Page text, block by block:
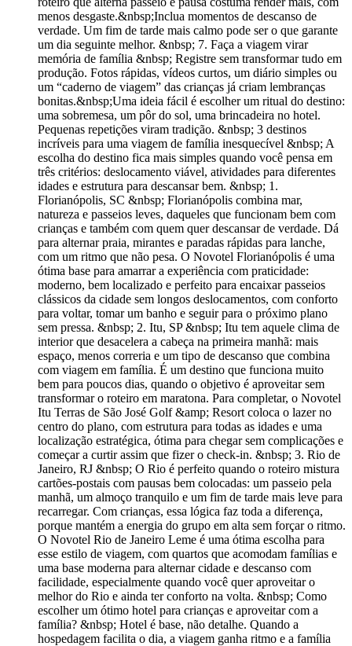
menos desgaste.&nbsp;Inclua momentos de descanso de
verdade. Um fim de tarde mais calmo pode ser o que garante
um dia seguinte melhor. &nbsp; 7. Faça a viagem virar
memória de família &nbsp; Registre sem transformar tudo em
produção. Fotos rápidas, vídeos curtos, um diário simples ou
um “caderno de viagem” das crianças já criam lembranças
bonitas.&nbsp;Uma ideia fácil é escolher um ritual do destino:
uma sobremesa, um pôr do sol, uma brincadeira no hotel.
Pequenas repetições viram tradição. &nbsp; 3 destinos
incríveis para uma viagem de família inesquecível &nbsp; A
escolha do destino fica mais simples quando você pensa em
três critérios: deslocamento viável, atividades para diferentes
idades e estrutura para descansar bem. &nbsp; 1.
Florianópolis, SC &nbsp; Florianópolis combina mar,
natureza e passeios leves, daqueles que funcionam bem com
crianças e também com quem quer descansar de verdade. Dá
para alternar praia, mirantes e paradas rápidas para lanche,
com um ritmo que não pesa. O Novotel Florianópolis é uma
ótima base para amarrar a experiência com praticidade:
moderno, bem localizado e perfeito para encaixar passeios
clássicos da cidade sem longos deslocamentos, com conforto
para voltar, tomar um banho e seguir para o próximo plano
sem pressa. &nbsp; 2. Itu, SP &nbsp; Itu tem aquele clima de
interior que desacelera a cabeça na primeira manhã: mais
espaço, menos correria e um tipo de descanso que combina
com viagem em família. É um destino que funciona muito
bem para poucos dias, quando o objetivo é aproveitar sem
transformar o roteiro em maratona. Para completar, o Novotel
Itu Terras de São José Golf &amp; Resort coloca o lazer no
centro do plano, com estrutura para todas as idades e uma
localização estratégica, ótima para chegar sem complicações e
começar a curtir assim que fizer o check-in. &nbsp; 3. Rio de
Janeiro, RJ &nbsp; O Rio é perfeito quando o roteiro mistura
cartões-postais com pausas bem colocadas: um passeio pela
manhã, um almoço tranquilo e um fim de tarde mais leve para
recarregar. Com crianças, essa lógica faz toda a diferença,
porque mantém a energia do grupo em alta sem forçar o ritmo.
O Novotel Rio de Janeiro Leme é uma ótima escolha para
esse estilo de viagem, com quartos que acomodam famílias e
uma base moderna para alternar cidade e descanso com
facilidade, especialmente quando você quer aproveitar o
melhor do Rio e ainda ter conforto na volta. &nbsp; Como
escolher um ótimo hotel para crianças e aproveitar com a
família? &nbsp; Hotel é base, não detalhe. Quando a
hospedagem facilita o dia, a viagem ganha ritmo e a família